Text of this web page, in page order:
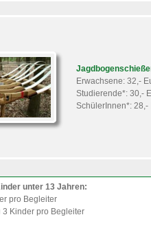
Erwachsene: 32,-
Studierende*: 30,-
SchülerInnen*: 28,-
unter 13 Jahren:
pro Begleiter
3 Kinder pro Begleiter